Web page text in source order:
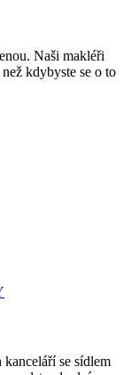
Naši makléři
kdybyste se o to
se sídlem